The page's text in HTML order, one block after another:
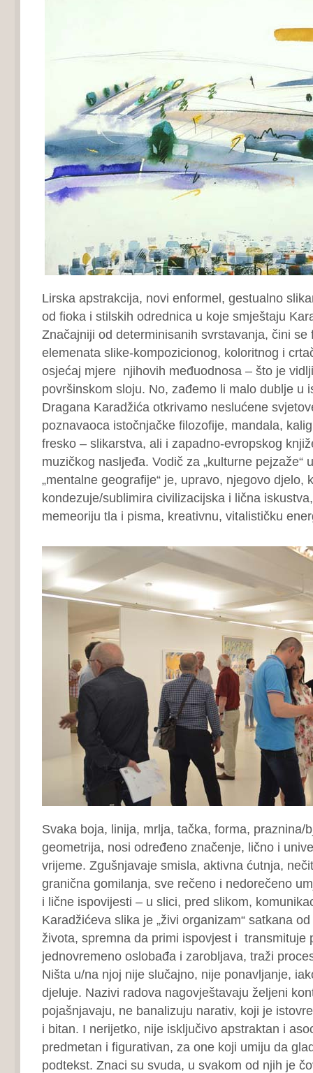
Lirska apstrakcija, novi enformel, gestualno
od fioka i stilskih odrednica u koje smještaju
Značajniji od determinisanih svrstavanja, čini se
elemenata slike-kompozicionog, koloritnog i
osjećaj mjere njihovih međuodnosa – što je
površinskom sloju. No, zađemo li malo dublje u
Dragana Karadžića otkrivamo neslućene
poznavaoca istočnjačke filozofije, mandala,
fresko – slikarstva, ali i zapadno-evropskog
muzičkog nasljeđa. Vodič za „kulturne pejzaže“
„mentalne geografije“ je, upravo, njegovo djelo,
kondezuje/sublimira civilizacijska i lična
memeoriju tla i pisma, kreativnu, vitalističku
Svaka boja, linija, mrlja, tačka, forma, praznina/
geometrija, nosi određeno značenje, lično i
vrijeme. Zgušnjavaje smisla, aktivna ćutnja,
granična gomilanja, sve rečeno i nedorečeno
i lične ispovijesti – u slici, pred slikom,
Karadžićeva slika je „živi organizam“ satkana
života, spremna da primi ispovjest i transmituje
jednovremeno oslobađa i zarobljava, traži
Ništa u/na njoj nije slučajno, nije ponavljanje,
djeluje. Nazivi radova nagovještavaju željeni
pojašnjavaju, ne banalizuju narativ, koji je
i bitan. I nerijetko, nije isključivo apstraktan i
predmetan i figurativan, za one koji umiju da
podtekst. Znaci su svuda, u svakom od njih je